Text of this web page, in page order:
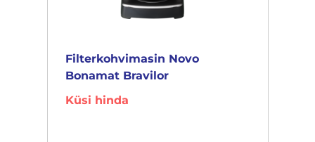
Filterkohvimasin Novo
Bonamat Bravilor
Küsi hinda